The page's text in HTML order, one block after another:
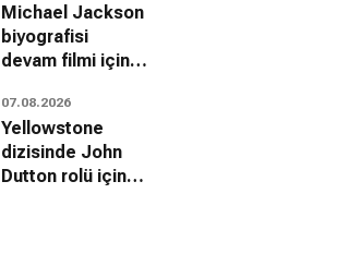
Michael Jackson
biyografisi
devam filmi için
belli oldu
07.08.2026
Yellowstone
dizisinde John
Dutton rolü için